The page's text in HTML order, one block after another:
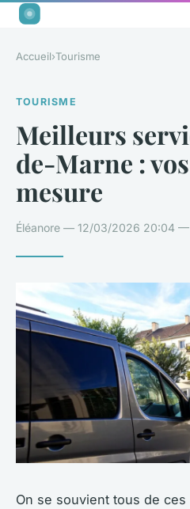
Accueil›Tourisme
TOURISME
Meilleurs
de-Marne :
mesure
Éléanore — 12/03/2026 20:04 —
On se souvient tous de